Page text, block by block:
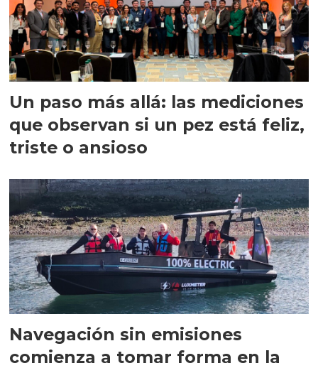
Un paso más allá: las mediciones
que observan si un pez está feliz,
triste o ansioso
Navegación sin emisiones
comienza a tomar forma en la